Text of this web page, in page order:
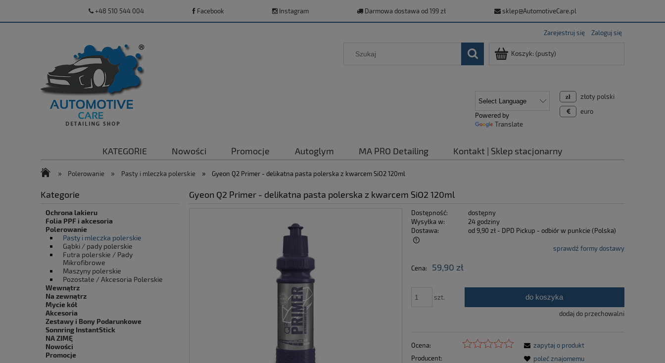
+48 510 544 004 Facebook Instagram Darmowa dostawa od 199 zł sklep@AutomotiveCare.pl
Zarejestruj się Zaloguj się
Koszyk: (pusty)
złoty polski
euro
Powered by
Translate
KATEGORIE Nowości Promocje Autoglym MA PRO Detailing Kontakt | Sklep stacjonarny
» Polerowanie » Pasty i mleczka polerskie » Gyeon Q2 Primer - delikatna pasta polerska z kwarcem SiO2 120ml
Kategorie
Ochrona lakieru
Folia PPF i akcesoria
Polerowanie
Pasty i mleczka polerskie
Gąbki / pady polerskie
Futra polerskie / Pady
Mikrofibrowe
Maszyny polerskie
Pozostałe / Akcesoria Polerskie
Wewnątrz
Na zewnątrz
Mycie kół
Akcesoria
Zestawy i Bony Podarunkowe
Sonnring InstantStick
NA ZIMĘ
Nowości
Promocje
Gyeon Q2 Primer - delikatna pasta polerska z kwarcem SiO2 120ml
Dostępność:
dostępny
Wysyłka w:
24 godziny
Dostawa:
od 9,90 zł - DPD Pickup - odbiór w punkcie (Polska)
Cena nie zawiera ewentualnych kosztów
płatności
sprawdź formy dostawy
Cena: 59,90 zł
szt. do koszyka
dodaj do przechowalni
Ocena:
Producent:
zapytaj o produkt
poleć znajomemu